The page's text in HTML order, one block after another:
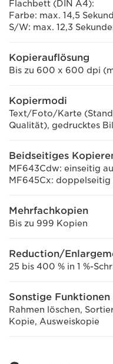
Flachbett (DIN A4):
Farbe: max. 14,5
S/W: max. 12,3
Kopierauflösung
Bis zu 600 x 600 dpi
Kopiermodi
Text/Foto/Karte
Qualität), gedrucktes
Beidseitiges
MF643Cdw: einseitig
MF645Cx:
Mehrfachkopien
Bis zu 999 Kopien
Reduction/
25 bis 400 % in 1 %-
Sonstige Funktionen
Rahmen löschen,
Kopie, Ausweiskopie